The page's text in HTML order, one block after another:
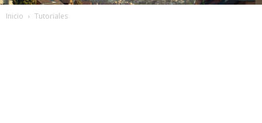
Inicio Tutoriales